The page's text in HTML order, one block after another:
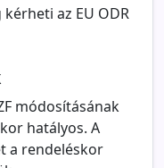
az EU ODR
módosításának
hatályos. A
a rendeléskor